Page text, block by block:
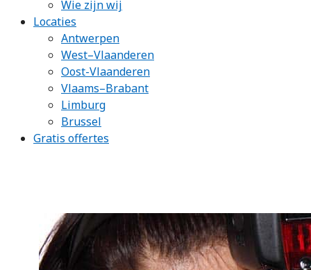
Wie zijn wij
Locaties
Antwerpen
West–Vlaanderen
Oost-Vlaanderen
Vlaams–Brabant
Limburg
Brussel
Gratis offertes